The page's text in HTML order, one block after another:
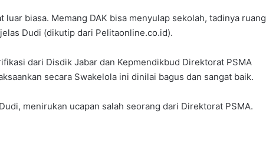
biasa. Memang DAK bisa menyulap sekolah, tadinya ruang
Dudi (dikutip dari Pelitaonline.co.id).
dari Disdik Jabar dan Kepmendikbud Direktorat PSMA
secara Swakelola ini dinilai bagus dan sangat baik.
menirukan ucapan salah seorang dari Direktorat PSMA.